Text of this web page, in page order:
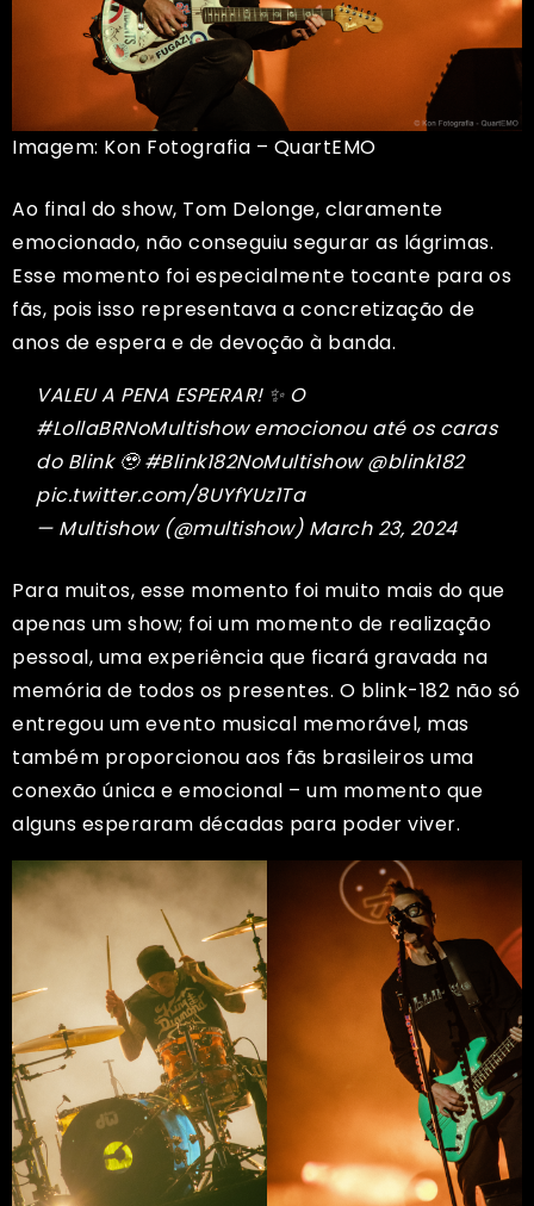
Imagem: Kon Fotografia – QuartEMO
Ao final do show, Tom Delonge, claramente
emocionado, não conseguiu segurar as lágrimas.
Esse momento foi especialmente tocante para os
fãs, pois isso representava a concretização de
anos de espera e de devoção à banda.
VALEU A PENA ESPERAR! ✨ O
#LollaBRNoMultishowemocionou até os caras
do Blink 🥹#Blink182NoMultishow @blink182
pic.twitter.com/8UYfYUz1Ta
— Multishow (@multishow) March 23, 2024
Para muitos, esse momento foi muito mais do que
apenas um show; foi um momento de realização
pessoal, uma experiência que ficará gravada na
memória de todos os presentes. O blink-182 não só
entregou um evento musical memorável, mas
também proporcionou aos fãs brasileiros uma
conexão única e emocional – um momento que
alguns esperaram décadas para poder viver.